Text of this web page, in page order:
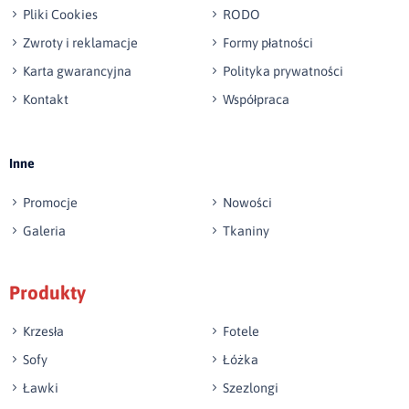
Wyślij opinię
Pliki Cookies
RODO
Zwroty i reklamacje
Formy płatności
Karta gwarancyjna
Polityka prywatności
Kontakt
Współpraca
Inne
Promocje
Nowości
Galeria
Tkaniny
Produkty
Krzesła
Fotele
Sofy
Łóżka
Ławki
Szezlongi